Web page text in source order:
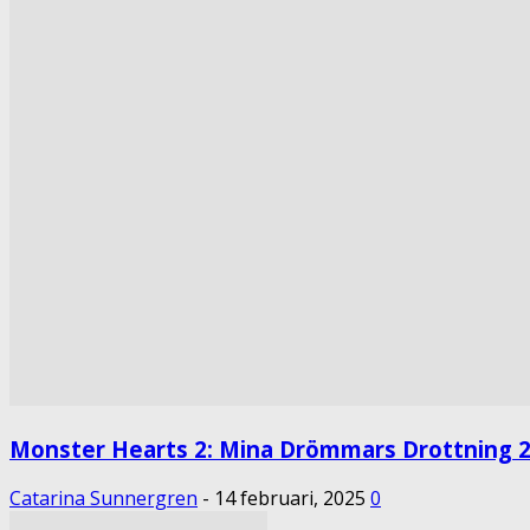
Monster Hearts 2: Mina Drömmars Drottning
Catarina Sunnergren - 14 februari, 2025 0